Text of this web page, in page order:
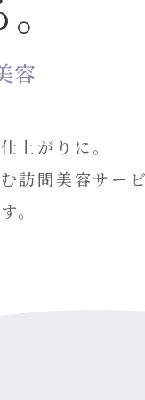
容
上がりに。
訪問美容サー
。